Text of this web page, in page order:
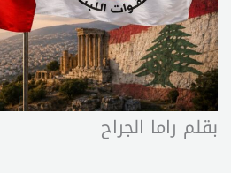
بقلم راما الجراح